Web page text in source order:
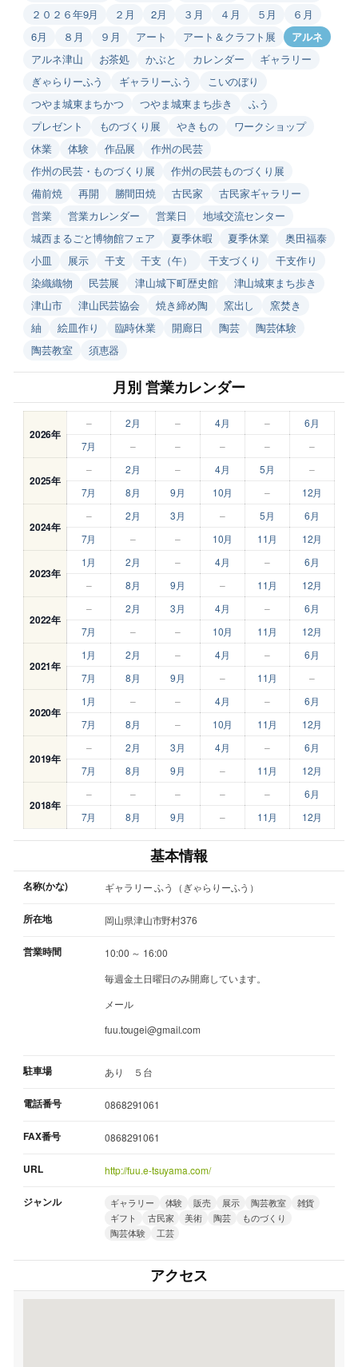
２０２６年9月
２月 2月 ３月 ４月 ５月
６月
6月
８月 ９月 アート アート＆クラフト展
アルネ
アルネ津山
お茶処 かぶと カレンダー
ギャラリー
ぎゃらりーふう
ギャラリーふう
こいのぼり
つやま城東まちかつ
つやま城東まち歩き
ふう
プレゼント
ものづくり展 やきもの
ワークショップ
休業
体験 作品展
作州の民芸
作州の民芸・ものづくり展
作州の民芸ものづくり展
備前焼
再開 勝間田焼 古民家
古民家ギャラリー
営業
営業カレンダー 営業日
地域交流センター
城西まるごと博物館フェア
夏季休暇 夏季休業
奥田福泰
小皿
展示 干支 干支（午） 干支づくり
干支作り
染織織物
民芸展 津山城下町歴史館
津山城東まち歩き
津山市
津山民芸協会 焼き締め陶 窯出し
窯焚き
紬
絵皿作り 臨時休業 開廊日 陶芸
陶芸体験
陶芸教室
須恵器
月別 営業カレンダー
2026年
– 2月 – 4月 –
6月
7月
– – – – –
2025年
– 2月 – 4月 5月
–
7月
8月 9月 10月 – 12月
2024年
– 2月 3月 – 5月
6月
7月
– – 10月 11月 12月
2023年
1月 2月 – 4月 –
6月
–
8月 9月 – 11月 12月
2022年
– 2月 3月 4月 –
6月
7月
– – 10月 11月 12月
2021年
1月 2月 – 4月 –
6月
7月
8月 9月 – 11月 –
2020年
1月 – – 4月 –
6月
7月
8月 – 10月 11月 12月
2019年
– 2月 3月 4月 –
6月
7月
8月 9月 – 11月 12月
2018年
– – – – –
6月
7月
8月 9月 – 11月 12月
基本情報
名称(かな) ギャラリー ふう（ぎゃらりーふう）
所在地 岡山県津山市野村376
営業時間
10:00 ～ 16:00
毎週金土日曜日のみ開廊しています。
メール
fuu.tougei@gmail.com
駐車場 あり ５台
電話番号 0868291061
FAX番号 0868291061
URL http://fuu.e-tsuyama.com/
ジャンル ギャラリー 体験 販売 展示 陶芸教室
雑貨
ギフト
古民家 美術 陶芸
ものづくり
陶芸体験
工芸
アクセス